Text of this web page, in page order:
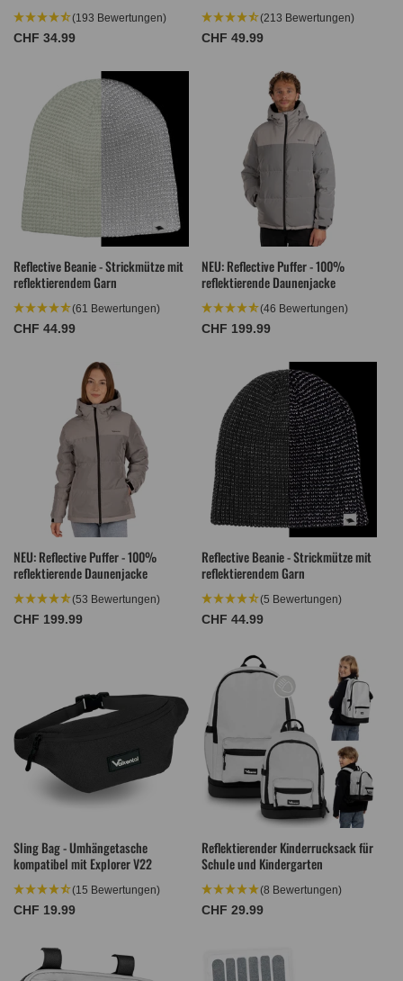
(193 Bewertungen)
Normaler
CHF 34.99
(213 Bewertungen)
Normaler
CHF 49.99
Reflective Beanie - Strickmütze mit
reflektierendem Garn
(61 Bewertungen)
Normaler
CHF 44.99
NEU: Reflective Puffer - 100%
reflektierende Daunenjacke
(46 Bewertungen)
Normaler
CHF 199.99
NEU: Reflective Puffer - 100%
reflektierende Daunenjacke
(53 Bewertungen)
Normaler
CHF 199.99
Reflective Beanie - Strickmütze mit
reflektierendem Garn
(5 Bewertungen)
Normaler
CHF 44.99
Sling Bag - Umhängetasche
kompatibel mit Explorer V22
(15 Bewertungen)
Normaler
CHF 19.99
Reflektierender Kinderrucksack für
Schule und Kindergarten
(8 Bewertungen)
Normaler
CHF 29.99